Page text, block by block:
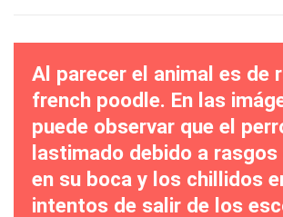
Al parecer el animal es de
french poodle. En las
puede observar que el
lastimado debido a rasgos
en su boca y los chillidos
intentos de salir de los